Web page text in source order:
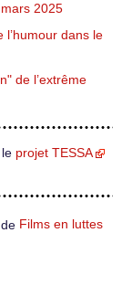
2025
l’humour dans le
de l’extrême
projet TESSA
Films en luttes